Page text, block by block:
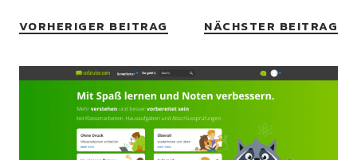
VORHERIGER BEITRAG NÄCHSTER BEITRAG